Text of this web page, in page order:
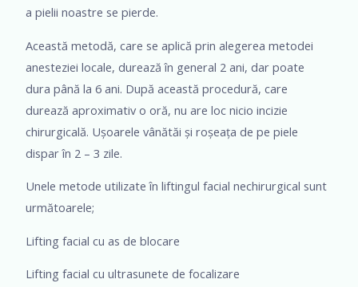
a pielii noastre se pierde.
Această metodă, care se aplică prin alegerea metodei
anesteziei locale, durează în general 2 ani, dar poate
dura până la 6 ani. După această procedură, care
durează aproximativ o oră, nu are loc nicio incizie
chirurgicală. Ușoarele vânătăi și roșeața de pe piele
dispar în 2 – 3 zile.
Unele metode utilizate în liftingul facial nechirurgical sunt
următoarele;
Lifting facial cu as de blocare
Lifting facial cu ultrasunete de focalizare